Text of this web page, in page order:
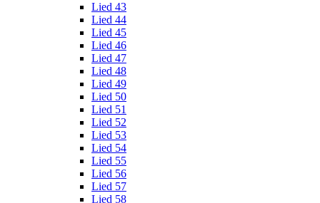
Lied 43
Lied 44
Lied 45
Lied 46
Lied 47
Lied 48
Lied 49
Lied 50
Lied 51
Lied 52
Lied 53
Lied 54
Lied 55
Lied 56
Lied 57
Lied 58